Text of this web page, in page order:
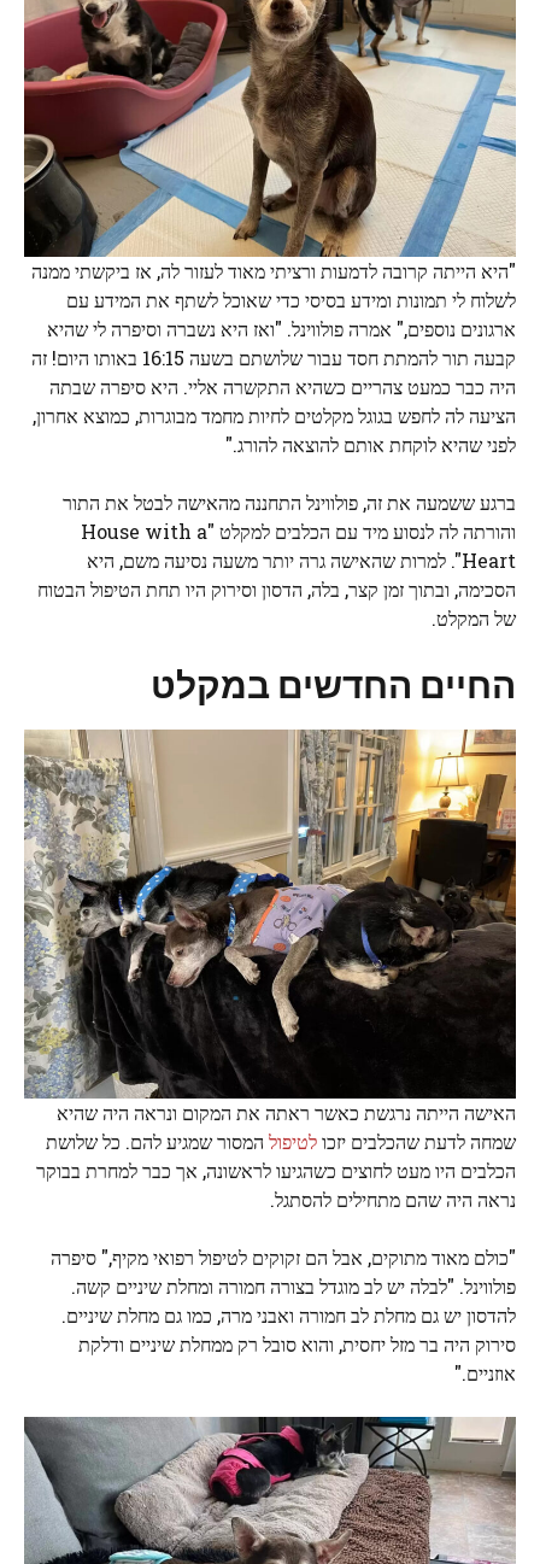
"היא הייתה קרובה לדמעות ורציתי מאוד לעזור לה, אז ביקשתי ממנה
לשלוח לי תמונות ומידע בסיסי כדי שאוכל לשתף את המידע עם
ארגונים נוספים," אמרה פולווינל. "ואז היא נשברה וסיפרה לי שהיא
קבעה תור להמתת חסד עבור שלושתם בשעה 16:15 באותו היום! זה
היה כבר כמעט צהריים כשהיא התקשרה אליי. היא סיפרה שבתה
הציעה לה לחפש בגוגל מקלטים לחיות מחמד מבוגרות, כמוצא אחרון,
לפני שהיא לוקחת אותם להוצאה להורג."
ברגע ששמעה את זה, פולווינל התחננה מהאישה לבטל את התור
והורתה לה לנסוע מיד עם הכלבים למקלט "House with a
Heart". למרות שהאישה גרה יותר משעה נסיעה משם, היא
הסכימה, ובתוך זמן קצר, בלה, הדסון וסירוק היו תחת הטיפול הבטוח
של המקלט.
החיים החדשים במקלט
האישה הייתה נרגשת כאשר ראתה את המקום ונראה היה שהיא
שמחה לדעת שהכלבים יזכולטיפול המסור שמגיע להם. כל שלושת
הכלבים היו מעט לחוצים כשהגיעו לראשונה, אך כבר למחרת בבוקר
נראה היה שהם מתחילים להסתגל.
"כולם מאוד מתוקים, אבל הם זקוקים לטיפול רפואי מקיף," סיפרה
פולווינל. "לבלה יש לב מוגדל בצורה חמורה ומחלת שיניים קשה.
להדסון יש גם מחלת לב חמורה ואבני מרה, כמו גם מחלת שיניים.
סירוק היה בר מזל יחסית, והוא סובל רק ממחלת שיניים ודלקת
אוזניים."